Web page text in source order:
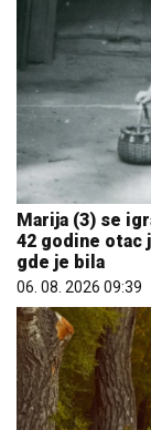
Marija (3) se
42 godine otac
gde je bila
06. 08. 2026 09:39